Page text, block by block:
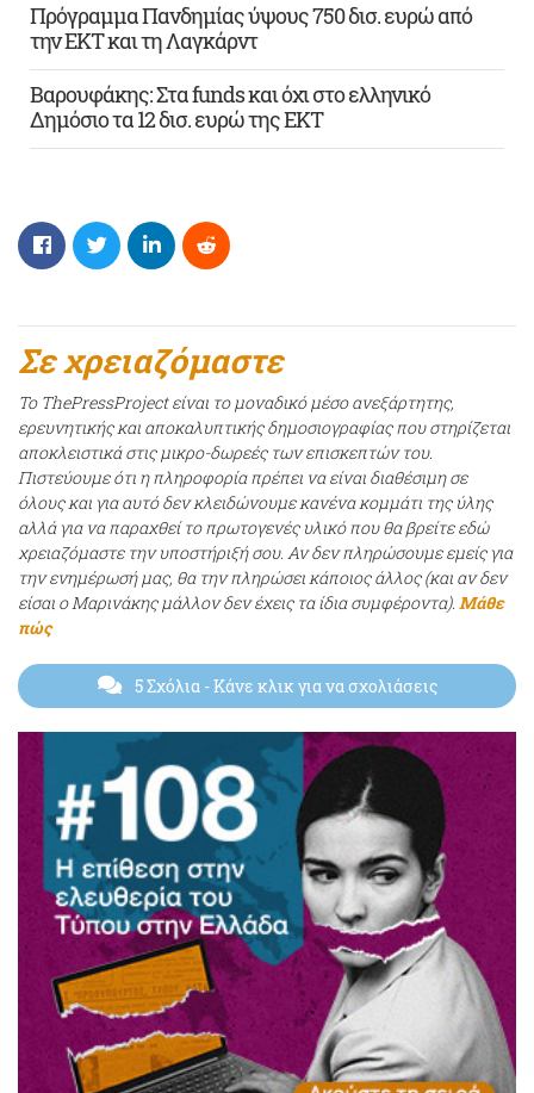
Πρόγραμμα Πανδημίας ύψους 750 δισ. ευρώ από
την ΕΚΤ και τη Λαγκάρντ
Βαρουφάκης: Στα funds και όχι στο ελληνικό
Δημόσιο τα 12 δισ. ευρώ της ΕΚΤ
Σε χρειαζόμαστε
Το ThePressProject είναι το μοναδικό μέσο ανεξάρτητης,
ερευνητικής και αποκαλυπτικής δημοσιογραφίας που στηρίζεται
αποκλειστικά στις μικρο-δωρεές των επισκεπτών του.
Πιστεύουμε ότι η πληροφορία πρέπει να είναι διαθέσιμη σε
όλους και για αυτό δεν κλειδώνουμε κανένα κομμάτι της ύλης
αλλά για να παραχθεί το πρωτογενές υλικό που θα βρείτε εδώ
χρειαζόμαστε την υποστήριξή σου. Αν δεν πληρώσουμε εμείς για
την ενημέρωσή μας, θα την πληρώσει κάποιος άλλος (και αν δεν
είσαι ο Μαρινάκης μάλλον δεν έχεις τα ίδια συμφέροντα). Μάθε
πώς
5 Σχόλια- Κάνε κλικ για να σχολιάσεις